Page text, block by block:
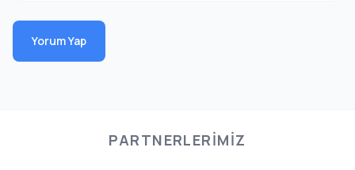
Yorum Yap
PARTNERLERIMIZ